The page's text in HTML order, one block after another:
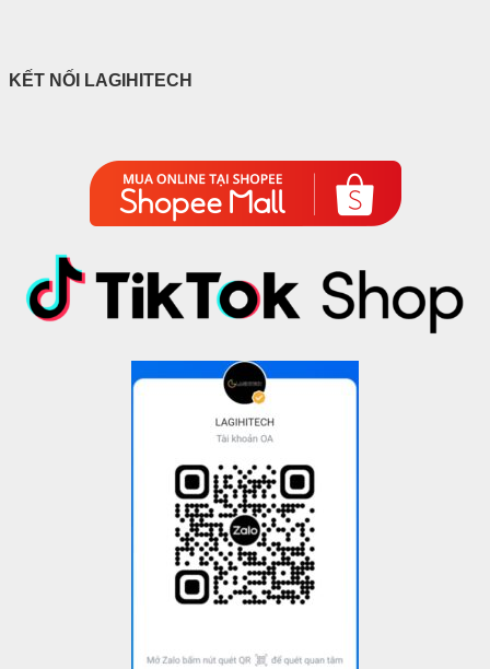
KẾT NỐI LAGIHITECH